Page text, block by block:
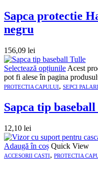
Sapca protectie
negru
156,09 lei
Selectează opțiunile Acest
pot fi alese în pagina
PROTECTIA CAPULUI, SEPCI
Sapca tip
12,10 lei
Adaugă în coș Quick View
ACCESORII CASTI, PROTECTIA